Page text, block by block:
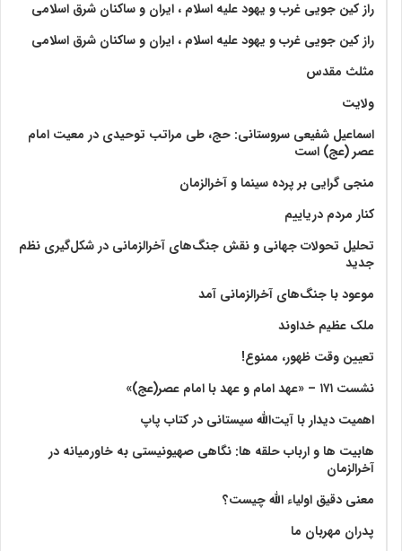
راز کین جویی غرب و یهود علیه اسلام ، ایران و ساکنان شرق اسلامی
راز کین جویی غرب و یهود علیه اسلام ، ایران و ساکنان شرق اسلامی
مثلث مقدس
ولايت‏
اسماعیل شفیعی سروستانی: حج، طی مراتب توحیدی در معیت امام
عصر (عج) است
منجی گرایی بر پرده سینما و آخرالزمان
کنار مردم دریاییم
تحلیل تحولات جهانی و نقش جنگ‌های آخرالزمانی در شکل‌گیری نظم
جدید
موعود با جنگ‌های آخرالزمانی آمد
ملک عظیم خداوند
تعیین وقت ظهور، ممنوع!
نشست ۱۷۱ – «عهد امام و عهد با امام عصر(عج)»
اهمیت دیدار با آیت‌الله سیستانی در کتاب پاپ
هابیت ها و ارباب حلقه ها: نگاهی صهیونیستی به خاورمیانه در
آخرالزمان
معنی دقیق اولیاء الله چیست؟
پدران مهربان ما